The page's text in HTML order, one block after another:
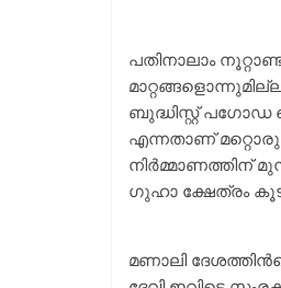
പതിനാലാം
ബുദ്ധിസ്റ്റ് പഗോഡ
എന്നതാണ് മറ്റൊരു
നിര്‍മ്മാണത്തിന്
ഗുഹാ ക്ഷേത്രം
മണാലി